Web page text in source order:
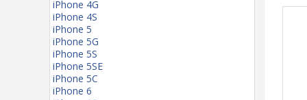
iPhone 4G
iPhone 4S
iPhone 5
iPhone 5G
iPhone 5S
iPhone 5SE
iPhone 5C
iPhone 6